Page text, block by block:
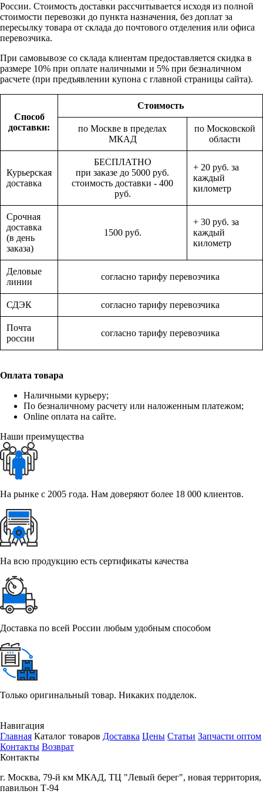
России. Стоимость доставки рассчитывается исходя из полной
стоимости перевозки до пункта назначения, без доплат за
пересылку товара от склада до почтового отделения или офиса
перевозчика.
При самовывозе со склада клиентам предоставляется скидка в
размере 10% при оплате наличными и 5% при безналичном
расчете (при предъявлении купона с главной страницы сайта).
Способ
доставки:
Стоимость
по Москве в пределах
МКАД
по Московской
области
Курьерская
доставка
БЕСПЛАТНО
при заказе до 5000 руб.
стоимость доставки - 400
руб.
+ 20 руб. за
каждый
километр
Срочная
доставка
(в день
заказа)
1500 руб.
+ 30 руб. за
каждый
километр
Деловые
линии
согласно тарифу перевозчика
СДЭК согласно тарифу перевозчика
Почта
россии
согласно тарифу перевозчика
Оплата товара
Наличными курьеру;
По безналичному расчету или наложенным платежом;
Online оплата на сайте.
Наши преимущества
На рынке с 2005 года. Нам доверяют более 18 000 клиентов.
На всю продукцию есть сертификаты качества
Доставка по всей России любым удобным способом
Только оригинальный товар. Никаких подделок.
Навигация
Главная Каталог товаров Доставка Цены Статьи Запчасти оптом
Контакты Возврат
Контакты
г. Москва, 79-й км МКАД, ТЦ "Левый берег", новая территория,
павильон Т-94